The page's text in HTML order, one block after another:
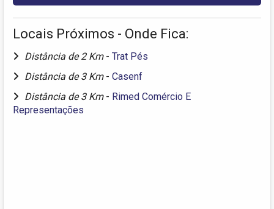
Locais Próximos - Onde Fica:
Distância de 2 Km - Trat Pés
Distância de 3 Km - Casenf
Distância de 3 Km - Rimed Comércio E
Representações